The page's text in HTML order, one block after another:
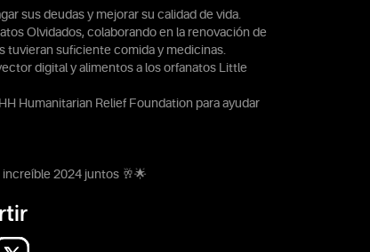
sus deudas y mejorar su calidad de vida.
Olvidados, colaborando en la renovación de
tuvieran suficiente comida y medicinas.
digital y alimentos a los orfanatos Little
Humanitarian Relief Foundation para ayudar
increíble 2024 juntos 🥂🌟